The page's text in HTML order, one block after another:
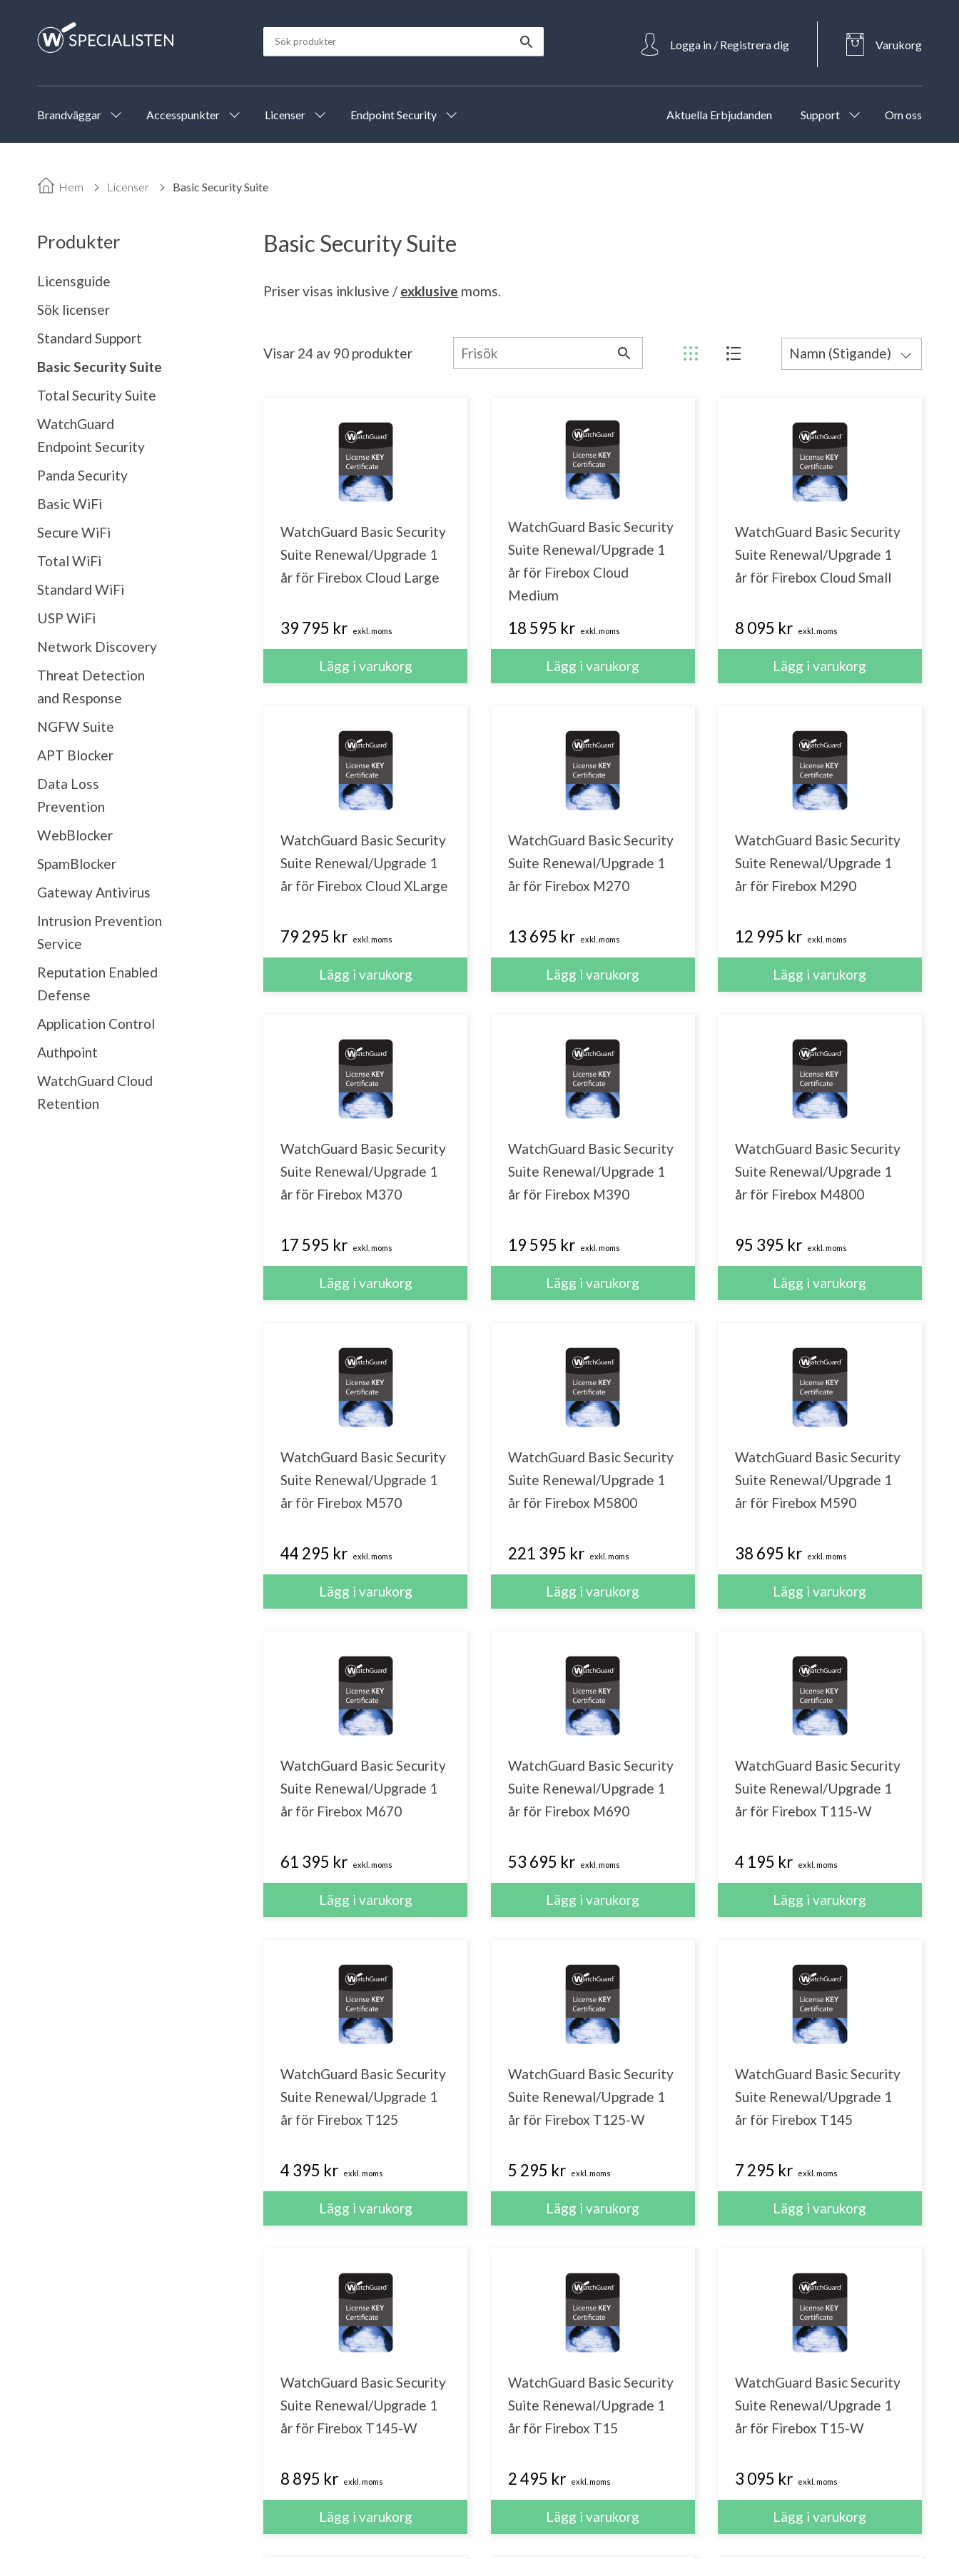
Logga in / Registrera dig Varukorg
Brandväggar Accesspunkter Licenser Endpoint Security Aktuella Erbjudanden Support Om oss
Hem Licenser Basic Security Suite
Produkter
Licensguide
Sök licenser
Standard Support
Basic Security Suite
Total Security Suite
WatchGuard
Endpoint Security
Panda Security
Basic WiFi
Secure WiFi
Total WiFi
Standard WiFi
USP WiFi
Network Discovery
Threat Detection
and Response
NGFW Suite
APT Blocker
Data Loss
Prevention
WebBlocker
SpamBlocker
Gateway Antivirus
Intrusion Prevention
Service
Reputation Enabled
Defense
Application Control
Authpoint
WatchGuard Cloud
Retention
Basic Security Suite
Priser visas inklusive / exklusive moms.
Visar 24 av 90 produkter
Namn (Stigande)
Namn (Fallande)
WatchGuard Basic Security
Suite Renewal/Upgrade 1
år för Firebox Cloud Large
39 795 kr exkl. moms
WatchGuard Basic Security
Suite Renewal/Upgrade 1
år för Firebox Cloud
Medium
18 595 kr exkl. moms
WatchGuard Basic Security
Suite Renewal/Upgrade 1
år för Firebox Cloud Small
8 095 kr exkl. moms
WatchGuard Basic Security
Suite Renewal/Upgrade 1
år för Firebox Cloud XLarge
79 295 kr exkl. moms
WatchGuard Basic Security
Suite Renewal/Upgrade 1
år för Firebox M270
13 695 kr exkl. moms
WatchGuard Basic Security
Suite Renewal/Upgrade 1
år för Firebox M290
12 995 kr exkl. moms
WatchGuard Basic Security
Suite Renewal/Upgrade 1
år för Firebox M370
17 595 kr exkl. moms
WatchGuard Basic Security
Suite Renewal/Upgrade 1
år för Firebox M390
19 595 kr exkl. moms
WatchGuard Basic Security
Suite Renewal/Upgrade 1
år för Firebox M4800
95 395 kr exkl. moms
WatchGuard Basic Security
Suite Renewal/Upgrade 1
år för Firebox M570
44 295 kr exkl. moms
WatchGuard Basic Security
Suite Renewal/Upgrade 1
år för Firebox M5800
221 395 kr exkl. moms
WatchGuard Basic Security
Suite Renewal/Upgrade 1
år för Firebox M590
38 695 kr exkl. moms
WatchGuard Basic Security
Suite Renewal/Upgrade 1
år för Firebox M670
61 395 kr exkl. moms
WatchGuard Basic Security
Suite Renewal/Upgrade 1
år för Firebox M690
53 695 kr exkl. moms
WatchGuard Basic Security
Suite Renewal/Upgrade 1
år för Firebox T115-W
4 195 kr exkl. moms
WatchGuard Basic Security
Suite Renewal/Upgrade 1
år för Firebox T125
4 395 kr exkl. moms
WatchGuard Basic Security
Suite Renewal/Upgrade 1
år för Firebox T125-W
5 295 kr exkl. moms
WatchGuard Basic Security
Suite Renewal/Upgrade 1
år för Firebox T145
7 295 kr exkl. moms
WatchGuard Basic Security
Suite Renewal/Upgrade 1
år för Firebox T145-W
8 895 kr exkl. moms
WatchGuard Basic Security
Suite Renewal/Upgrade 1
år för Firebox T15
2 495 kr exkl. moms
WatchGuard Basic Security
Suite Renewal/Upgrade 1
år för Firebox T15-W
3 095 kr exkl. moms